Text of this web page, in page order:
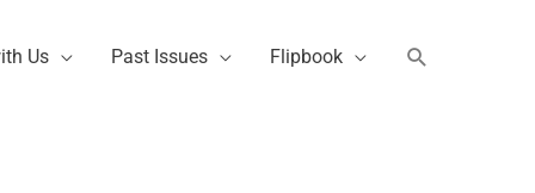
Us Past Issues Flipbook Search